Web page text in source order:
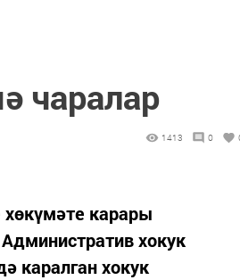
чаралар
1413 0
карары
хокук
каралган хокук